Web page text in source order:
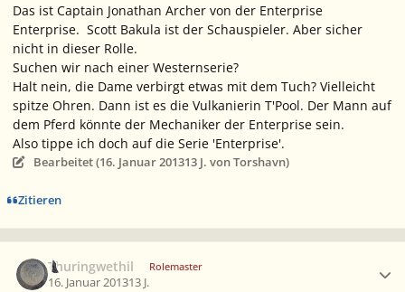
Das ist Captain Jonathan Archer von der Enterprise
Enterprise. Scott Bakula ist der Schauspieler. Aber sicher
nicht in dieser Rolle.
Suchen wir nach einer Westernserie?
Halt nein, die Dame verbirgt etwas mit dem Tuch? Vielleicht
spitze Ohren. Dann ist es die Vulkanierin T'Pool. Der Mann auf
dem Pferd könnte der Mechaniker der Enterprise sein.
Also tippe ich doch auf die Serie 'Enterprise'.
Bearbeitet (16. Januar 201313 J. von Torshavn)
Zitieren
Thuringwethil Rolemaster
16. Januar 201313 J.